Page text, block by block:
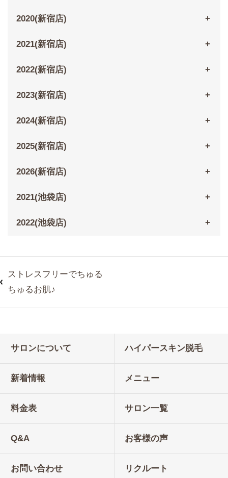
2020(新宿店)
2021(新宿店)
2022(新宿店)
2023(新宿店)
2024(新宿店)
2025(新宿店)
2026(新宿店)
2021(池袋店)
2022(池袋店)
ストレスフリーでちゅる
ちゅるお肌♪
サロンについて ハイパースキン脱毛
新着情報 メニュー
料金表 サロン一覧
Q&A お客様の声
お問い合わせ リクルート